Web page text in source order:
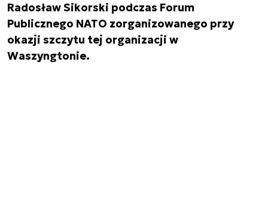
Radosław Sikorski podczas Forum
Publicznego NATO zorganizowanego przy
okazji szczytu tej organizacji w
Waszyngtonie.